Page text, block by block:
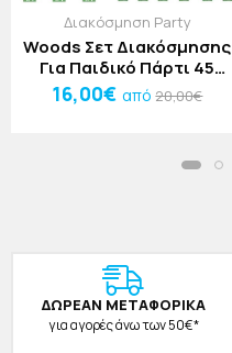
Διακόσμηση Party
Woods Σετ Διακόσμησης
Για Παιδικό Πάρτι 45
Τεμαχίων
16,00€ από20,00€
ΔΩΡΕAΝ ΜΕΤΑΦΟΡΙΚΑ
για αγορές άνω των 50€*